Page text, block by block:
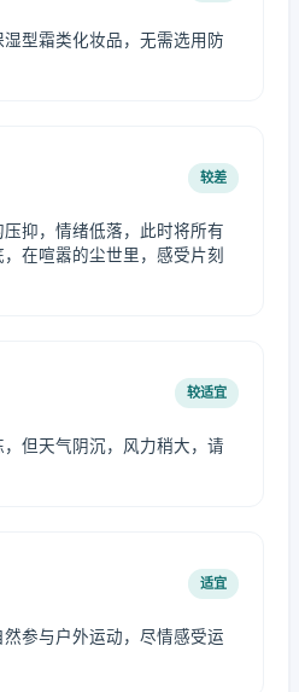
型霜类化妆品，无需选用防
较差
抑，情绪低落，此时将所有
在喧嚣的尘世里，感受片刻
较适宜
但天气阴沉，风力稍大，请
适宜
参与户外运动，尽情感受运